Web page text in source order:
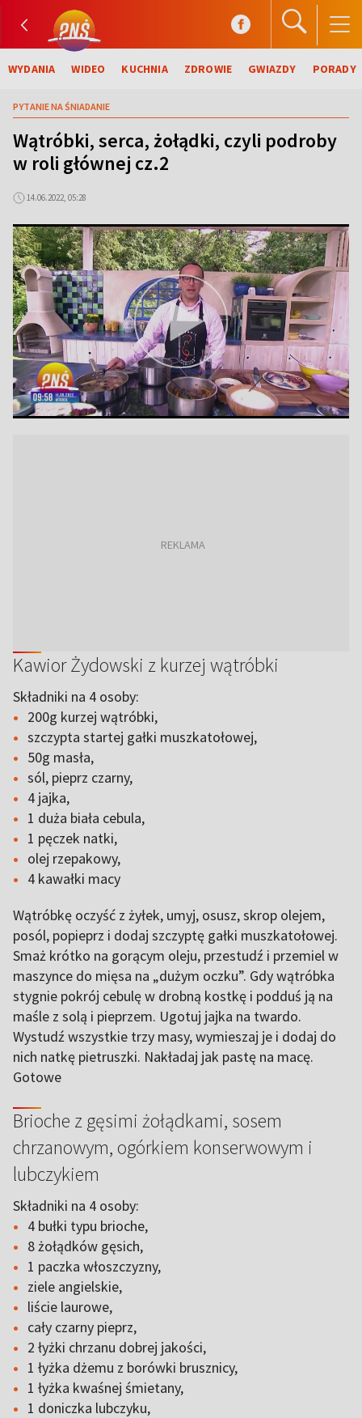
WYDANIA WIDEO KUCHNIA ZDROWIE GWIAZDY PORADY
PYTANIE NA ŚNIADANIE
Wątróbki, serca, żołądki, czyli podroby
w roli głównej cz.2
14.06.2022, 05:28
Kawior Żydowski z kurzej wątróbki
Składniki na 4 osoby:
200g kurzej wątróbki,
szczypta startej gałki muszkatołowej,
50g masła,
sól, pieprz czarny,
4 jajka,
1 duża biała cebula,
1 pęczek natki,
olej rzepakowy,
4 kawałki macy
Wątróbkę oczyść z żyłek, umyj, osusz, skrop olejem,
posól, popieprz i dodaj szczyptę gałki muszkatołowej.
Smaż krótko na gorącym oleju, przestudź i przemiel w
maszynce do mięsa na „dużym oczku”. Gdy wątróbka
stygnie pokrój cebulę w drobną kostkę i podduś ją na
maśle z solą i pieprzem. Ugotuj jajka na twardo.
Wystudź wszystkie trzy masy, wymieszaj je i dodaj do
nich natkę pietruszki. Nakładaj jak pastę na macę.
Gotowe
Brioche z gęsimi żołądkami, sosem
chrzanowym, ogórkiem konserwowym i
lubczykiem
Składniki na 4 osoby:
4 bułki typu brioche,
8 żołądków gęsich,
1 paczka włoszczyzny,
ziele angielskie,
liście laurowe,
cały czarny pieprz,
2 łyżki chrzanu dobrej jakości,
1 łyżka dżemu z borówki brusznicy,
1 łyżka kwaśnej śmietany,
1 doniczka lubczyku,